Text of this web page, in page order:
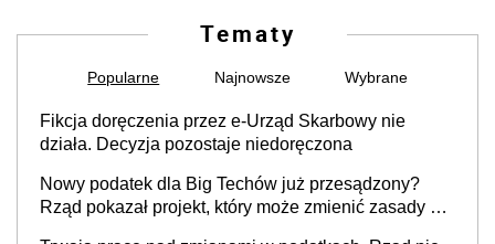
Tematy
Popularne Najnowsze Wybrane
Fikcja doręczenia przez e-Urząd Skarbowy nie
działa. Decyzja pozostaje niedoręczona
Nowy podatek dla Big Techów już przesądzony?
Rząd pokazał projekt, który może zmienić zasady gry